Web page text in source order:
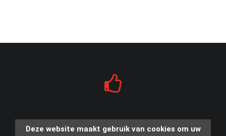
Deze website maakt gebruik van cookies om uw